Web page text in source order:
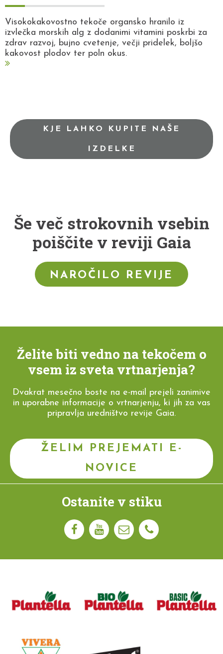
Visokokakovostno tekoče organsko hranilo iz
izvlečka morskih alg z dodanimi vitamini poskrbi za
zdrav razvoj, bujno cvetenje, večji pridelek, boljšo
kakovost plodov ter poln okus.
KJE LAHKO KUPITE NAŠE
IZDELKE
Še več strokovnih vsebin
poiščite v reviji Gaia
NAROČILO REVIJE
Želite biti vedno na tekočem o
vsem iz sveta vrtnarjenja?
Dvakrat mesečno boste na e-mail prejeli zanimive
in uporabne informacije o vrtnarjenju, ki jih za vas
pripravlja uredništvo revije Gaia.
ŽELIM PREJEMATI E-
NOVICE
Ostanite v stiku